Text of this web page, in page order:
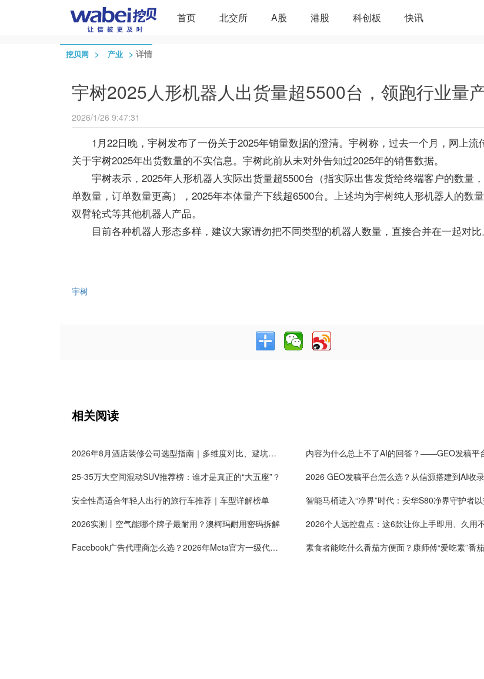
首页 北交所 A股 港股 科创板 快讯
挖贝网 > 产业 > 详情
宇树2025人形机器人出货量超5500台，领跑行业量
2026/1/26 9:47:31
1月22日晚，宇树发布了一份关于2025年销量数据的澄清。宇树称，过去一个月，网上流
关于宇树2025年出货数量的不实信息。宇树此前从未对外告知过2025年的销售数据。
宇树表示，2025年人形机器人实际出货量超5500台（指实际出售发货给终端客户的数量
单数量，订单数量更高），2025年本体量产下线超6500台。上述均为宇树纯人形机器人的数
双臂轮式等其他机器人产品。
目前各种机器人形态多样，建议大家请勿把不同类型的机器人数量，直接合并在一起对比
宇树
相关阅读
2026年8月酒店装修公司选型指南｜多维度对比、避坑要点与服务商全面解析
25-35万大空间混动SUV推荐榜：谁才是真正的“大五座”？
安全性高适合年轻人出行的旅行车推荐｜车型详解榜单
2026实测丨空气能哪个牌子最耐用？澳柯玛耐用密码拆解
2026个人远控盘点：这6款让你上手即用、久用
Facebook广告代理商怎么选？2026年Meta官方一级代理名单与企业评估必看指南